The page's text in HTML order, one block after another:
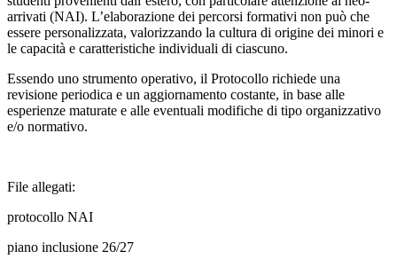
arrivati (NAI). L’elaborazione dei percorsi formativi non può che
essere personalizzata, valorizzando la cultura di origine dei minori e
le capacità e caratteristiche individuali di ciascuno.
Essendo uno strumento operativo, il Protocollo richiede una
revisione periodica e un aggiornamento costante, in base alle
esperienze maturate e alle eventuali modifiche di tipo organizzativo
e/o normativo.
File allegati:
protocollo NAI
piano inclusione 26/27